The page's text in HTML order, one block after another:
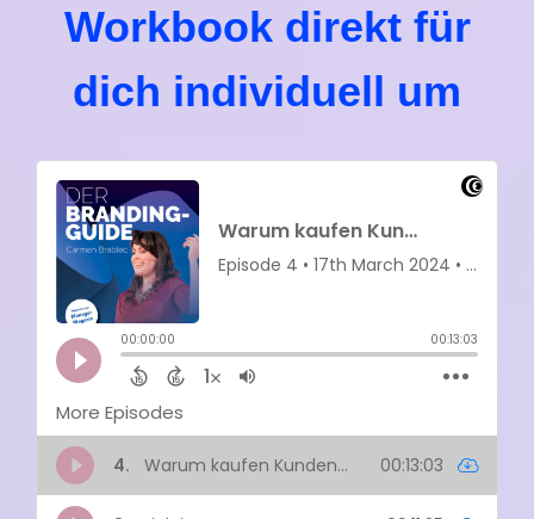
Workbook direkt für
dich individuell um